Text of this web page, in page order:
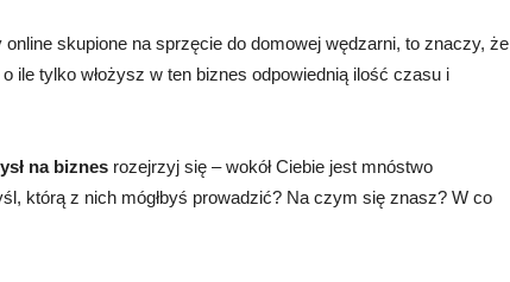
skupione na sprzęcie do domowej wędzarni, to znaczy, że
ile tylko włożysz w ten biznes odpowiednią ilość czasu i
na biznes rozejrzyj się – wokół Ciebie jest mnóstwo
którą z nich mógłbyś prowadzić? Na czym się znasz? W co